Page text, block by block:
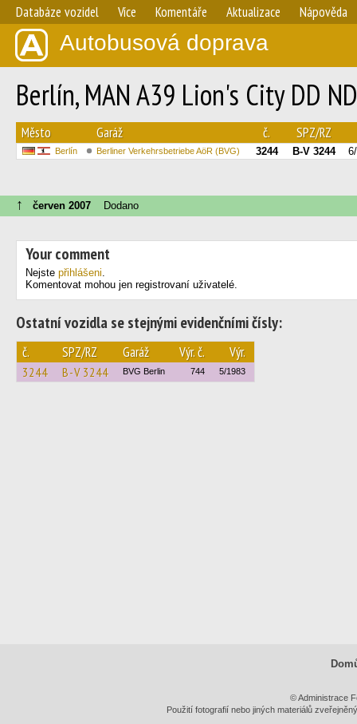
Databáze vozidel Více Komentáře Aktualizace Nápověda
Autobusová doprava
Berlín, MAN A39 Lion's City DD
Město Garáž č. SPZ/RZ
Berlín Berliner Verkehrsbetriebe AöR (BVG) 3244 B-V 3244
↑ červen 2007 Dodano
Your comment
Nejste přihlášeni.
Komentovat mohou jen registrovaní uživatelé.
Ostatní vozidla se stejnými evidenčními čísly:
č. SPZ/RZ Garáž Výr. č. Výr.
3244 B-V 3244 BVG Berlin 744 5/1983
© Administrace
Použití fotografií nebo jiných materiálů